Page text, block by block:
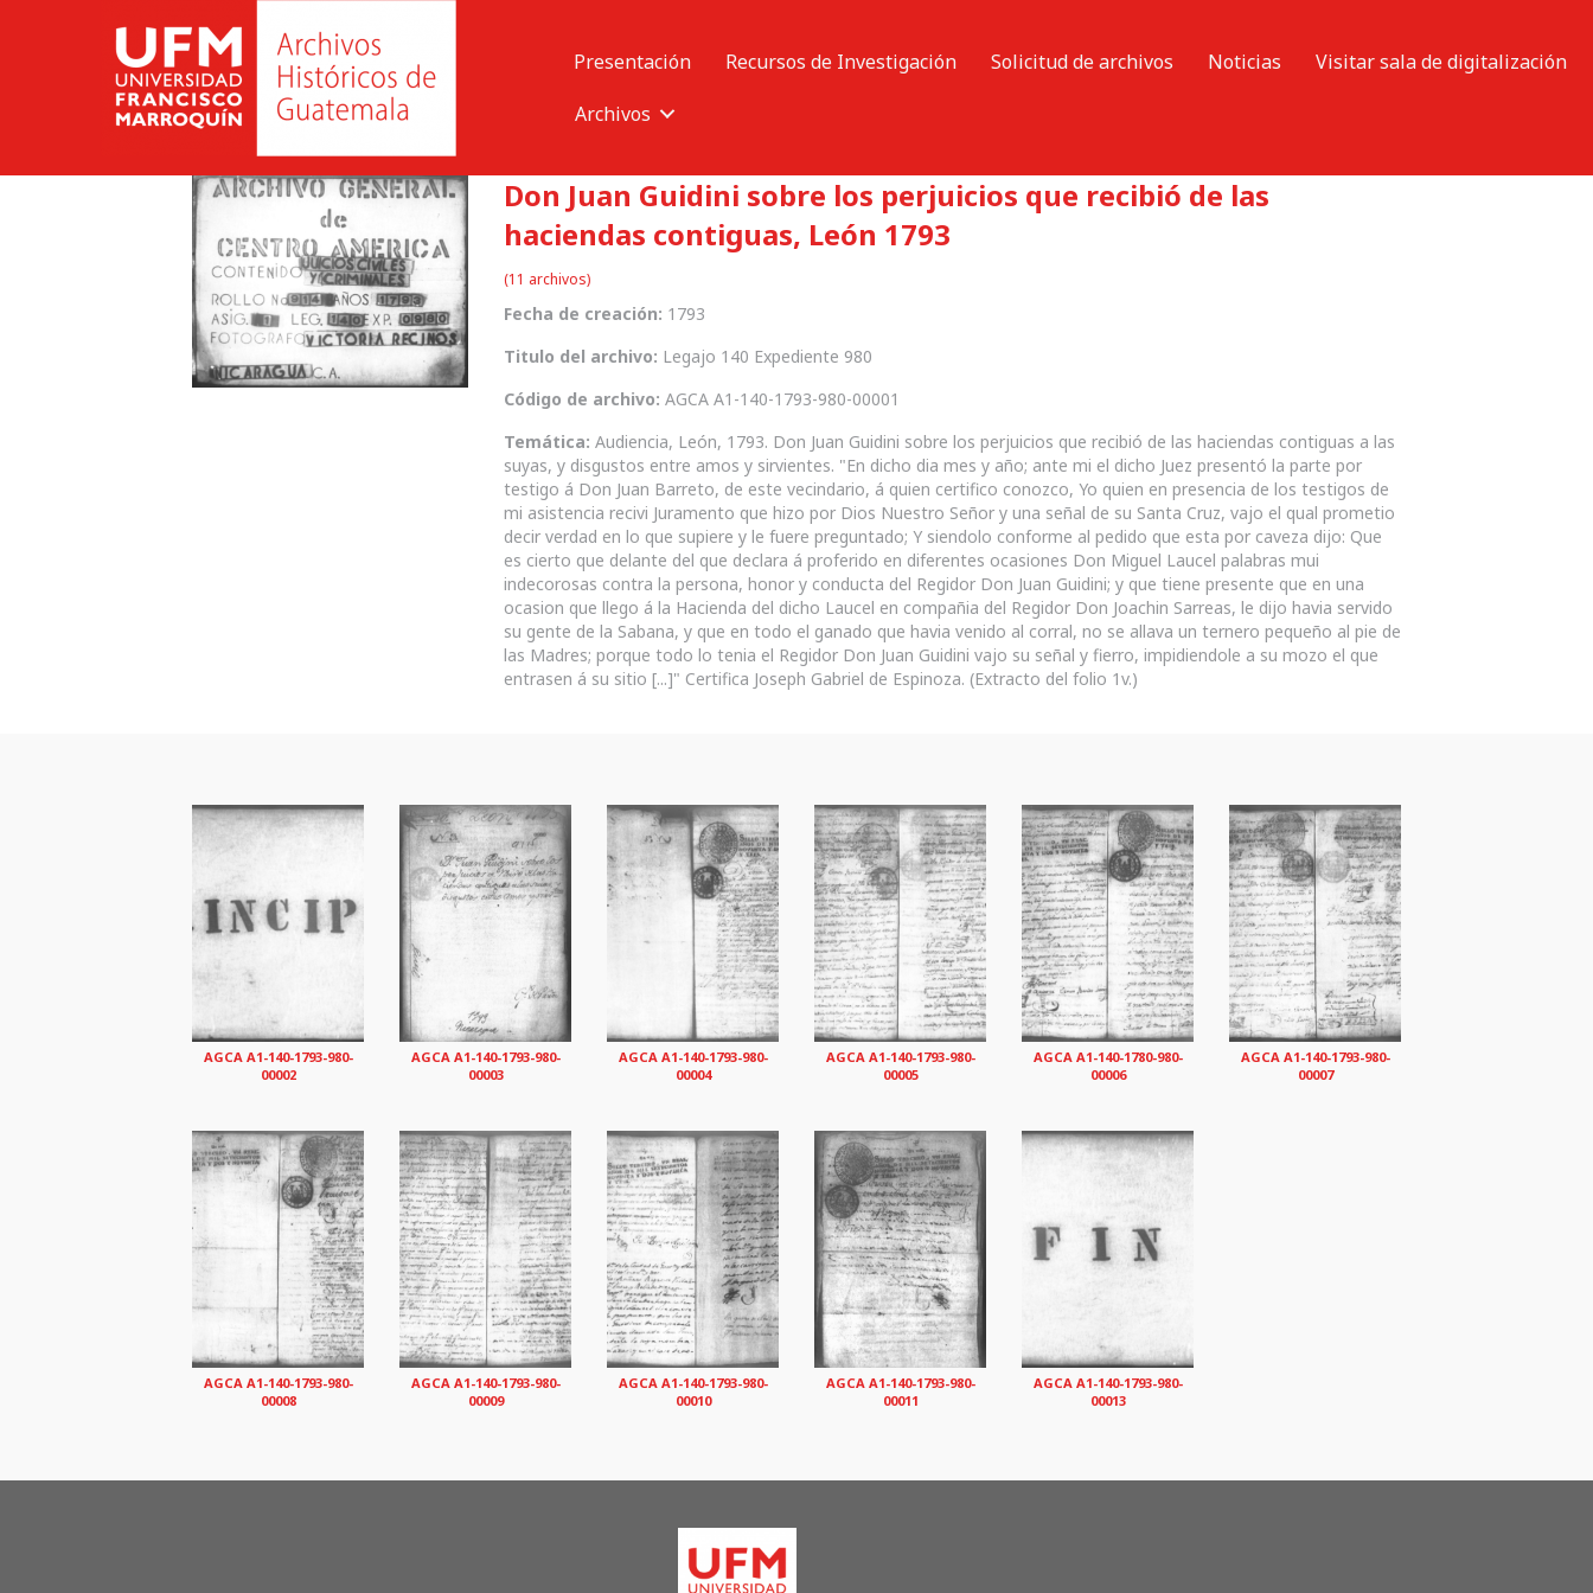
Presentación Recursos de Investigación Solicitud de archivos Noticias
Visitar sala de digitalización
Archivos
Don Juan Guidini sobre los perjuicios que recibió de las
haciendas contiguas, León 1793
(11 archivos)
Fecha de creación: 1793
Titulo del archivo: Legajo 140 Expediente 980
Código de archivo: AGCA A1-140-1793-980-00001
Temática: Audiencia, León, 1793. Don Juan Guidini sobre los perjuicios que recibió de las haciendas contiguas a las
suyas, y disgustos entre amos y sirvientes. "En dicho dia mes y año; ante mi el dicho Juez presentó la parte por
testigo á Don Juan Barreto, de este vecindario, á quien certifico conozco, Yo quien en presencia de los testigos de
mi asistencia recivi Juramento que hizo por Dios Nuestro Señor y una señal de su Santa Cruz, vajo el qual prometio
decir verdad en lo que supiere y le fuere preguntado; Y siendolo conforme al pedido que esta por caveza dijo: Que
es cierto que delante del que declara á proferido en diferentes ocasiones Don Miguel Laucel palabras mui
indecorosas contra la persona, honor y conducta del Regidor Don Juan Guidini; y que tiene presente que en una
ocasion que llego á la Hacienda del dicho Laucel en compañia del Regidor Don Joachin Sarreas, le dijo havia servido
su gente de la Sabana, y que en todo el ganado que havia venido al corral, no se allava un ternero pequeño al pie de
las Madres; porque todo lo tenia el Regidor Don Juan Guidini vajo su señal y fierro, impidiendole a su mozo el que
entrasen á su sitio [...]" Certifica Joseph Gabriel de Espinoza. (Extracto del folio 1v.)
AGCA A1-140-1793-980-
00002
AGCA A1-140-1793-980-
00003
AGCA A1-140-1793-980-
00004
AGCA A1-140-1793-980-
00005
AGCA A1-140-1780-980-
00006
AGCA A1-140-1793-980-
00007
AGCA A1-140-1793-980-
00008
AGCA A1-140-1793-980-
00009
AGCA A1-140-1793-980-
00010
AGCA A1-140-1793-980-
00011
AGCA A1-140-1793-980-
00013